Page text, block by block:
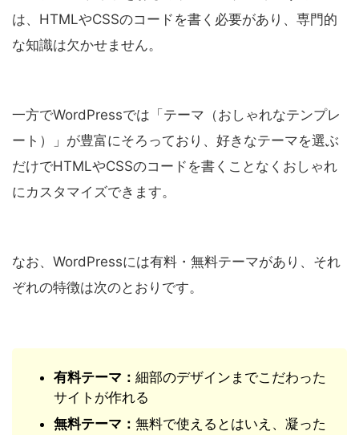
は、HTMLやCSSのコードを書く必要があり、専門的
な知識は欠かせません。
一方でWordPressでは「テーマ（おしゃれなテンプレ
ート）」が豊富にそろっており、好きなテーマを選ぶ
だけでHTMLやCSSのコードを書くことなくおしゃれ
にカスタマイズできます。
なお、WordPressには有料・無料テーマがあり、それ
ぞれの特徴は次のとおりです。
有料テーマ： 細部のデザインまでこだわった
サイトが作れる
無料テーマ： 無料で使えるとはいえ、凝った